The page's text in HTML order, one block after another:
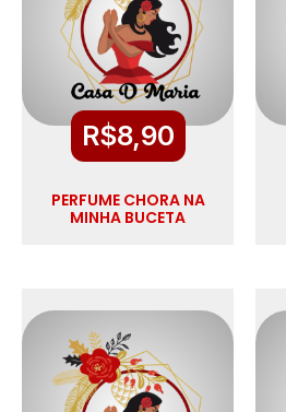
R$8,90
PERFUME CHORA NA
MINHA BUCETA